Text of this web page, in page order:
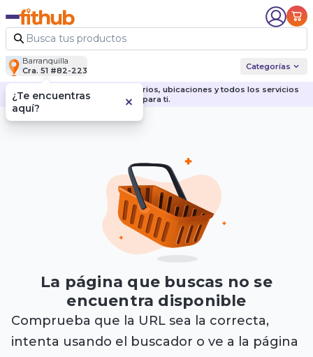
Barranquilla
Cra. 51 #82-223
Categorías
Descubre nuestras sedes, horarios, ubicaciones y todos los servicios
para ti.
La página que buscas no se
encuentra disponible
Comprueba que la URL sea la correcta,
intenta usando el buscador o ve a la página
¿Te encuentras
aquí?